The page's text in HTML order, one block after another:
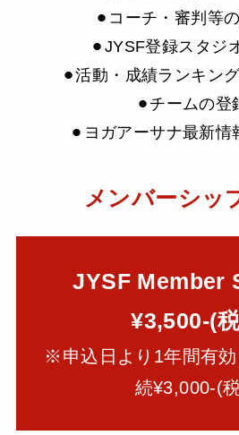
⚫︎コーチ・審判等
⚫︎JYSF登録スタジ
⚫︎活動・成績ランキン
⚫︎チームの
⚫︎ヨガアーサナ最新
メンバーシッ
JYSF Member
¥3,500-(
※申込日より1年間有
続¥3,000-(